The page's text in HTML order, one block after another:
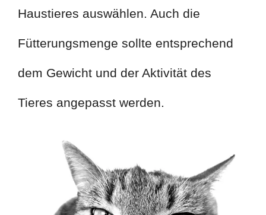
Haustieres auswählen. Auch die
Fütterungsmenge sollte entsprechend
dem Gewicht und der Aktivität des
Tieres angepasst werden.